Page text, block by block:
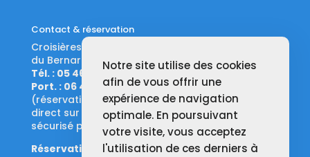
Contact & réservation
Croisières à bord
du Bernard Palissy III
Tél. : 05 46 96 17 17
Port. : 06 48 17 17 17
(réservations sur notre billetterie en ligne ou en
direct sur simple appel téléphonique, paiement
sécurisé par carte bleue)
Réservations également possibles :
Notre site utilise des cookies
afin de vous offrir une
expérience de navigation
optimale. En poursuivant
votre visite, vous acceptez
l'utilisation de ces derniers à